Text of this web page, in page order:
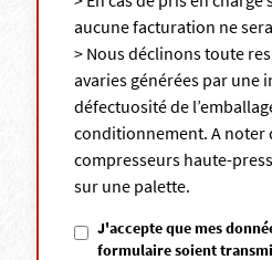
aucune facturation ne
> Nous déclinons toute
avaries générées par une
défectuosité de
conditionnement. A noter
compresseurs haute-
sur une palette.
J'accepte que mes
formulaire soient